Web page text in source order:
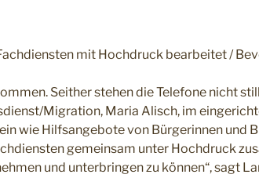
mit Hochdruck bearbeitet /
Seither stehen die Telefone nicht
Migration, Maria Alisch, im
wie Hilfsangebote von Bürgerinnen und
gemeinsam unter Hochdruck
und unterbringen zu können“, sagt